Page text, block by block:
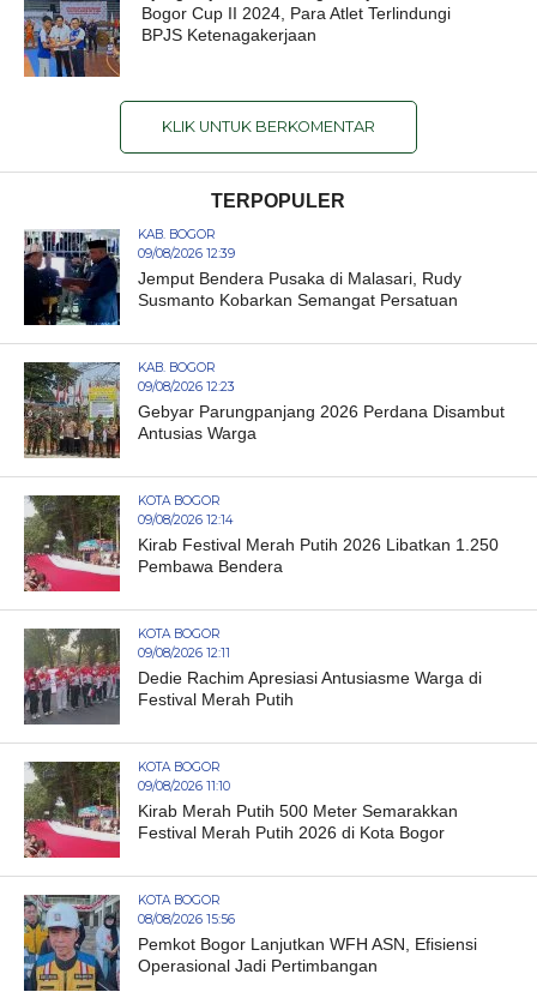
Bogor Cup II 2024, Para Atlet Terlindungi
BPJS Ketenagakerjaan
KLIK UNTUK BERKOMENTAR
TERPOPULER
KAB. BOGOR
09/08/2026 12:39
Jemput Bendera Pusaka di Malasari, Rudy
Susmanto Kobarkan Semangat Persatuan
KAB. BOGOR
09/08/2026 12:23
Gebyar Parungpanjang 2026 Perdana Disambut
Antusias Warga
KOTA BOGOR
09/08/2026 12:14
Kirab Festival Merah Putih 2026 Libatkan 1.250
Pembawa Bendera
KOTA BOGOR
09/08/2026 12:11
Dedie Rachim Apresiasi Antusiasme Warga di
Festival Merah Putih
KOTA BOGOR
09/08/2026 11:10
Kirab Merah Putih 500 Meter Semarakkan
Festival Merah Putih 2026 di Kota Bogor
KOTA BOGOR
08/08/2026 15:56
Pemkot Bogor Lanjutkan WFH ASN, Efisiensi
Operasional Jadi Pertimbangan